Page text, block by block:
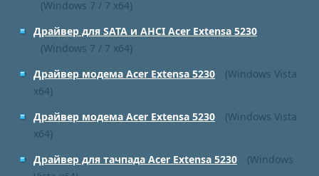
(Windows 7 / 7 x64)
Драйвер для SATA и AHCI Acer Extensa 5230
(Windows 7 / 7 x64)
Драйвер модема Acer Extensa 5230
(Windows Vista
x64)
Драйвер модема Acer Extensa 5230
(Windows Vista
x64)
Драйвер для тачпада Acer Extensa 5230
(Windows